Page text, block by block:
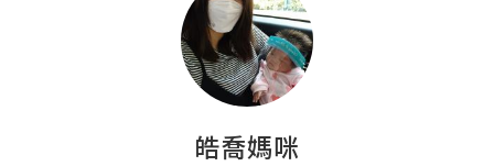
皓喬媽咪